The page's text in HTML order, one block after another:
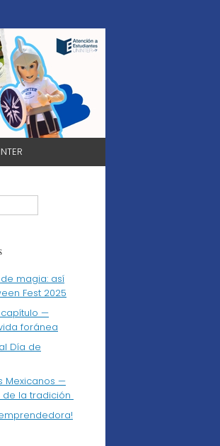
de magia: así
Fest 2025
capítulo —
foránea
Día de
Mexicanos —
de la tradición